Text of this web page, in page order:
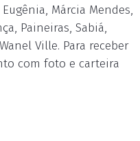
Márcia Mendes,
Paineiras, Sabiá,
Ville. Para receber
com foto e carteira